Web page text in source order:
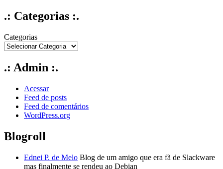
.: Categorias :.
Categorias
.: Admin :.
Acessar
Feed de posts
Feed de comentários
WordPress.org
Blogroll
Ednei P. de Melo Blog de um amigo que era fã de Slackware
mas finalmente se rendeu ao Debian